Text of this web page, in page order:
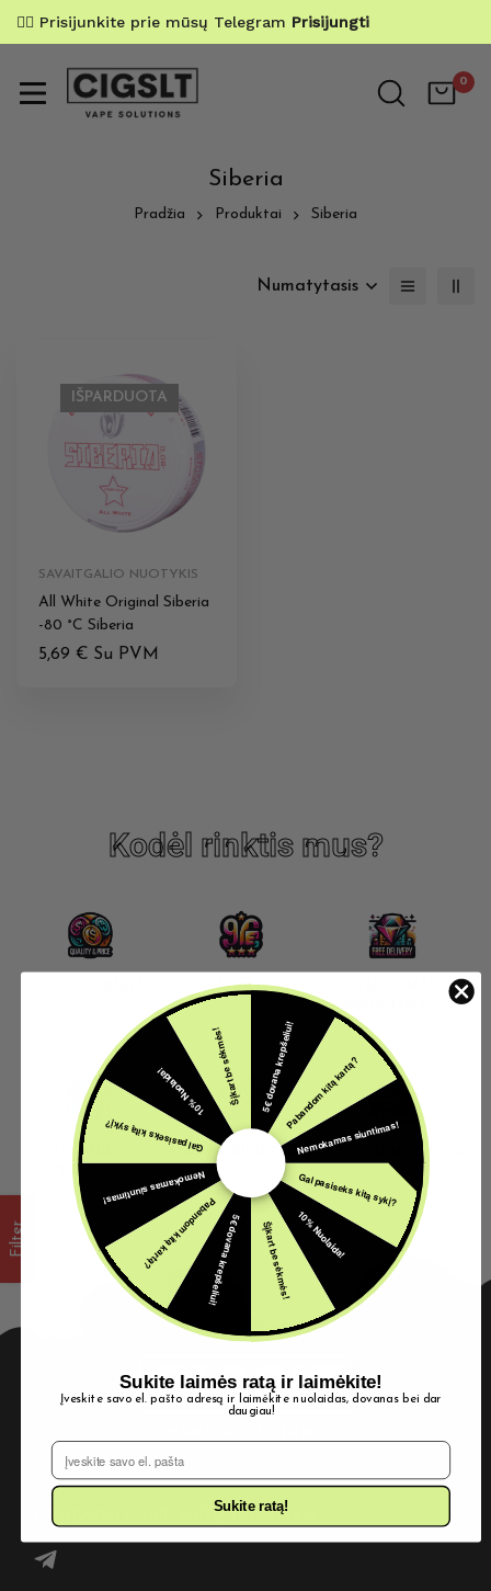
✌🏼 Prisijunkite prie mūsų Telegram Prisijungti
0
Siberia
Pradžia Produktai Siberia
Filter
Numatytasis
IŠPARDUOTA
SAVAITGALIO NUOTYKIS
All White Original Siberia
-80 °C Siberia
5,69 € Su PVM
Kodėl rinktis mus?
PAGALBA GYVAI
LOJALUMO
PROGRAMA
SKUBUS PRISTATYMAS 9/10 REKOMENDUOJA
PRISIJUNKITE PRIE MŪSŲ TELEGRAM
5€ dovana krepšeliui!Pabandom kitą kartą?
Nemokamas siuntimas!
Gal pasiseks kitą sykį?
10% Nuolaida!
Šįkart be sėkmės!
5€ dovana krepšeliui!
Pabandom kitą kartą?
Nemokamas siuntimas!
Gal pasiseks kitą sykį?
10% Nuolaida!Šįkart be sėkmės!
Sukite laimės ratą ir laimėkite!
Įveskite savo el. pašto adresą ir laimėkite nuolaidas, dovanas bei dar
daugiau!
El. Pašto adresas
Sukite ratą!